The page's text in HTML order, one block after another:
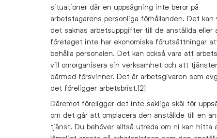
situationer där en uppsägning inte beror på
arbetstagarens personliga förhållanden. Det kan
det saknas arbetsuppgifter till de anställda eller
företaget inte har ekonomiska förutsättningar
behålla personalen. Det kan också vara att
vill omorganisera sin verksamhet och att tjänster
därmed försvinner. Det är arbetsgivaren som
det föreligger arbetsbrist.[2]
Däremot föreligger det inte sakliga skäl för
om det går att omplacera den anställde till en
tjänst. Du behöver alltså utreda om ni kan hitta